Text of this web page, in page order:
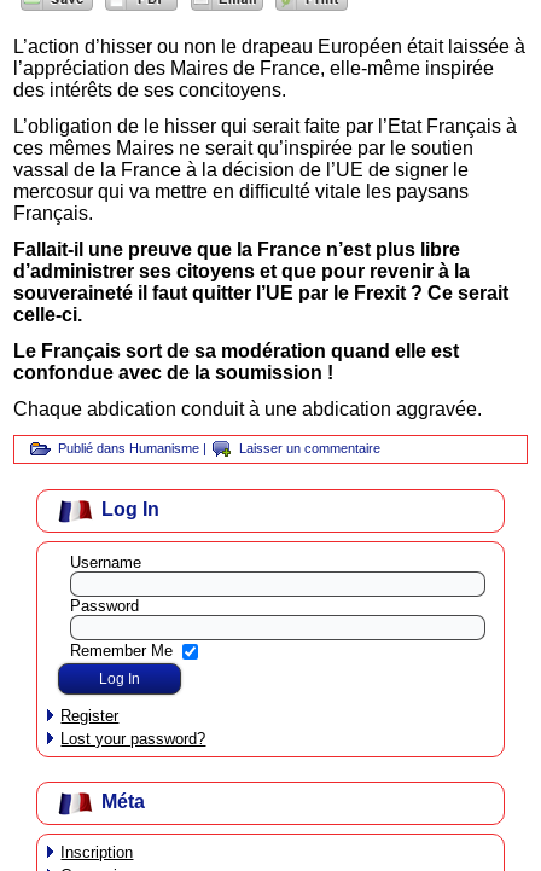
L’action d’hisser ou non le drapeau Européen était laissée à
l’appréciation des Maires de France, elle-même inspirée
des intérêts de ses concitoyens.
L’obligation de le hisser qui serait faite par l’Etat Français à
ces mêmes Maires ne serait qu’inspirée par le soutien
vassal de la France à la décision de l’UE de signer le
mercosur qui va mettre en difficulté vitale les paysans
Français.
Fallait-il une preuve que la France n’est plus libre
d’administrer ses citoyens et que pour revenir à la
souveraineté il faut quitter l’UE par le Frexit ? Ce serait
celle-ci.
Le Français sort de sa modération quand elle est
confondue avec de la soumission !
Chaque abdication conduit à une abdication aggravée.
Publié dans Humanisme | Laisser un commentaire
Log In
Username
Password
Remember Me
Register
Lost your password?
Méta
Inscription